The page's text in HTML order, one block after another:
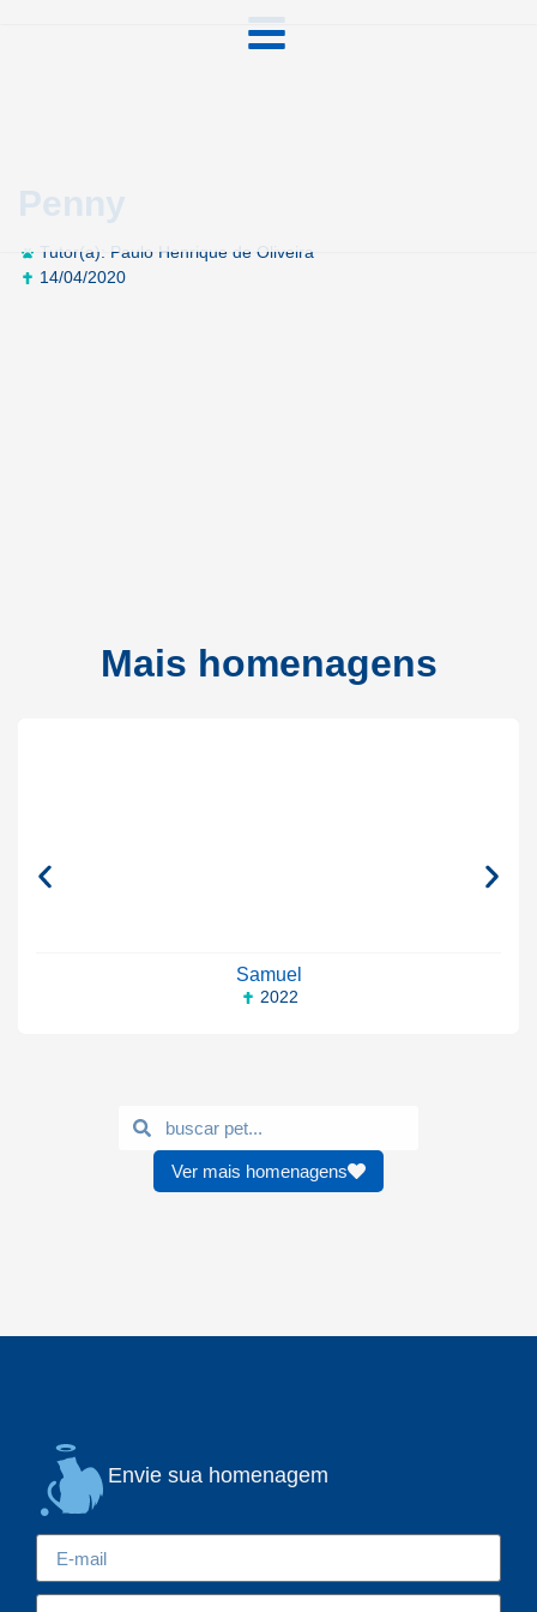
Penny
Tutor(a): Paulo Henrique de Oliveira
14/04/2020
Mais homenagens
Samuel
2022
Ver mais homenagens
Envie sua homenagem